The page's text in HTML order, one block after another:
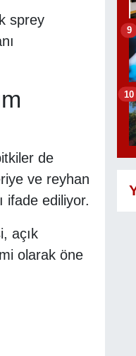
sprey
de
ve reyhan
ifade ediliyor.
açık
olarak öne
9
10